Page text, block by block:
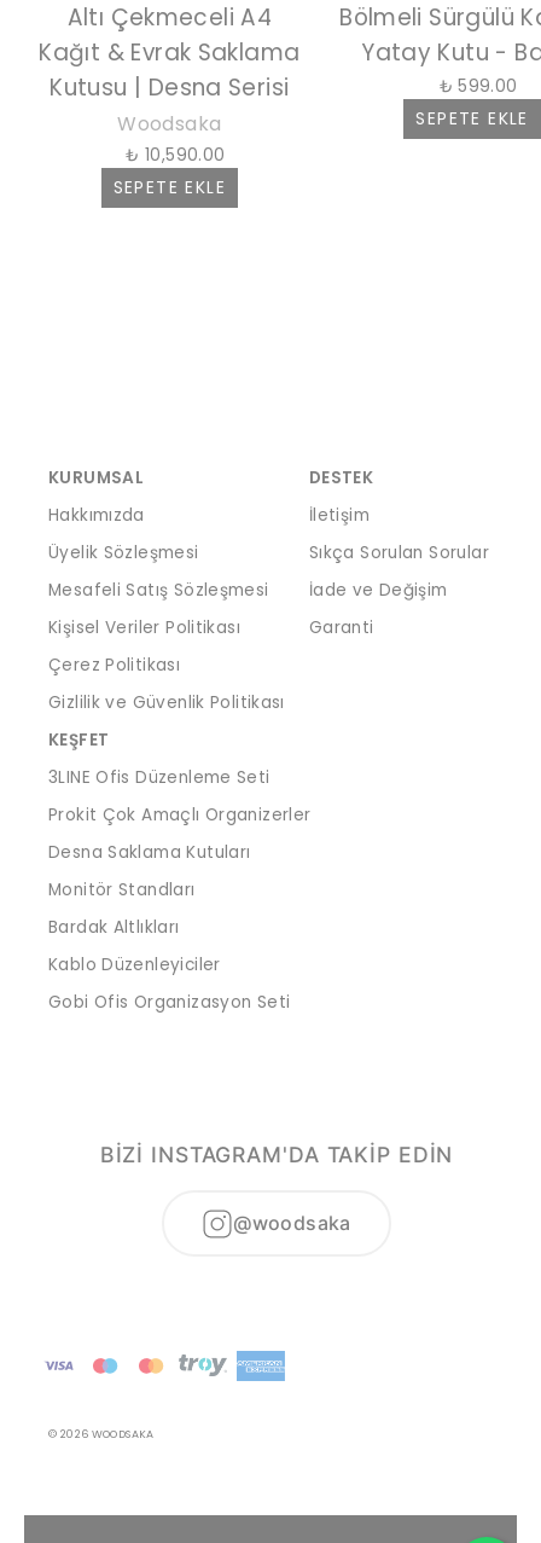
Altı Çekmeceli A4
Kağıt & Evrak Saklama
Kutusu | Desna Serisi
Woodsaka
₺ 10,590.00
SEPETE EKLE
Bölmeli Sürgülü
Yatay Kutu -
₺ 599.00
SEPETE EKLE
KURUMSAL
Hakkımızda
Üyelik Sözleşmesi
Mesafeli Satış Sözleşmesi
Kişisel Veriler Politikası
Çerez Politikası
Gizlilik ve Güvenlik Politikası
DESTEK
İletişim
Sıkça Sorulan Sorular
İade ve Değişim
Garanti
KEŞFET
3LINE Ofis Düzenleme Seti
Prokit Çok Amaçlı Organizerler
Desna Saklama Kutuları
Monitör Standları
Bardak Altlıkları
Kablo Düzenleyiciler
Gobi Ofis Organizasyon Seti
BİZİ INSTAGRAM'DA TAKİP EDİN
@woodsaka
© 2026 WOODSAKA